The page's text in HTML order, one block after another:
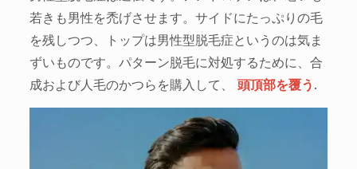
若きも男性を禿げさせます。サイドにたっぷりの毛
を残しつつ、トップは男性型脱毛症というのは気ま
ずいものです。パターン脱毛に対処するために、合
成および人毛のかつらを購入して、 頭頂部を覆う .